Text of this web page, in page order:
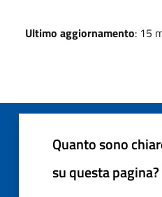
Ultimo aggiornamento: 15
Quanto sono
su questa pagina?